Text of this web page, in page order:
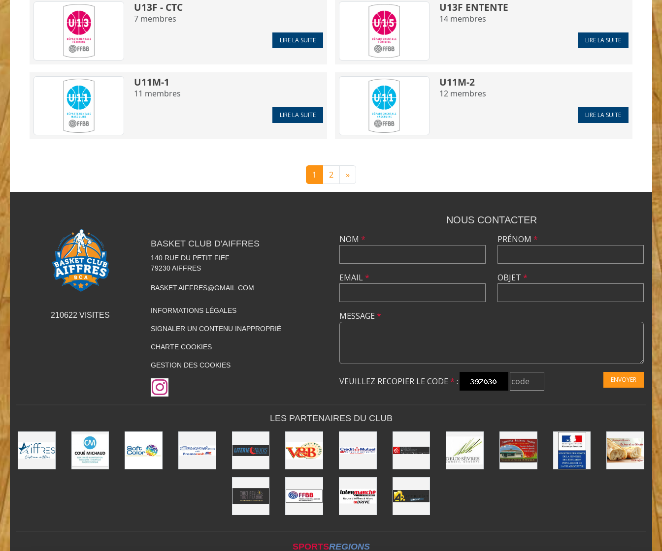
U13F - CTC
7 membres
LIRE LA SUITE
U13F ENTENTE
14 membres
LIRE LA SUITE
U11M-1
11 membres
LIRE LA SUITE
U11M-2
12 membres
LIRE LA SUITE
1 2 »
210622 VISITES
BASKET CLUB D'AIFFRES
140 RUE DU PETIT FIEF
79230 AIFFRES
BASKET.AIFFRES@GMAIL.COM
INFORMATIONS LÉGALES
SIGNALER UN CONTENU INAPPROPRIÉ
CHARTE COOKIES
GESTION DES COOKIES
NOUS CONTACTER
NOM *
EMAIL*
PRÉNOM *
OBJET *
MESSAGE *
VEUILLEZ RECOPIER LE CODE * : ENVOYER
LES PARTENAIRES DU CLUB
SPORTSREGIONS